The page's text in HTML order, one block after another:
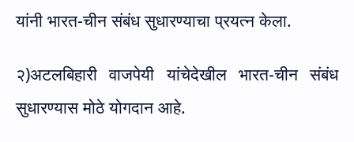
यांनी भारत-चीन संबंध सुधारण्याचा प्रयत्न केला.
२)अटलबिहारी वाजपेयी यांचेदेखील भारत-चीन संबंध
सुधारण्यास मोठे योगदान आहे.